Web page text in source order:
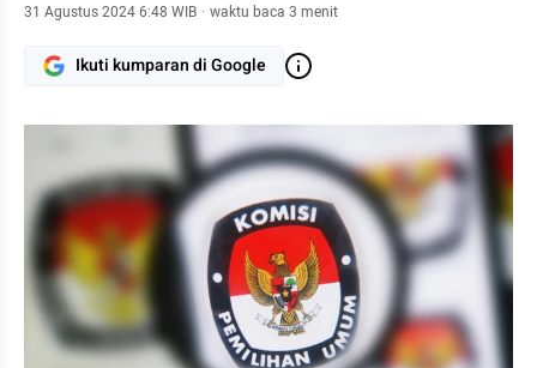
31 Agustus 2024 6:48 WIB · waktu baca 3 menit
Ikuti kumparan di Google